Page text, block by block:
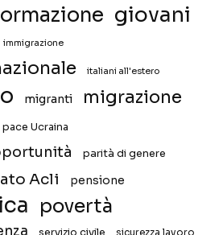
giovani
immigrazione
italiani all'estero
migranti
migrazione
pace Ucraina
parità di genere
Acli pensione
povertà